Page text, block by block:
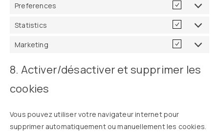
Preferences
Statistics
Marketing
8. Activer/désactiver et supprimer les
cookies
Vous pouvez utiliser votre navigateur internet pour
supprimer automatiquement ou manuellement les cookies.